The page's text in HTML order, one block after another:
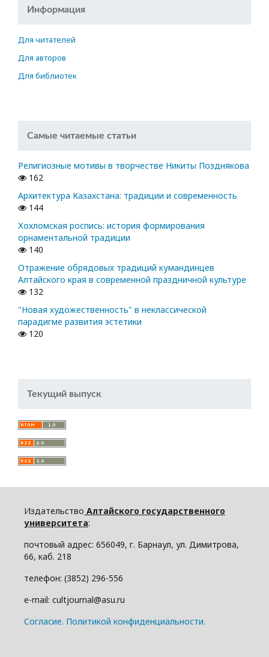
Информация
Для читателей
Для авторов
Для библиотек
Самые читаемые статьи
Религиозные мотивы в творчестве Никиты Позднякова
162
Архитектура Казахстана: традиции и современность
144
Хохломская роспись: история формирования
орнаментальной традиции
140
Отражение обрядовых традиций кумандинцев
Алтайского края в современной праздничной культуре
132
"Новая художественность" в неклассической
парадигме развития эстетики
120
Текущий выпуск
Издательство Алтайского государственного
университета:
почтовый адрес: 656049, г. Барнаул, ул. Димитрова,
66, каб. 218
телефон: (3852) 296-556
e-mail: cultjournal@asu.ru
Cогласие. Политикой конфиденциальности.